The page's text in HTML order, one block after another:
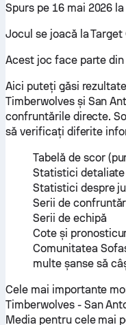
Spurs pe 16 mai 2026 la
Jocul se joacă la Target
Acest joc face parte din
Aici puteți găsi
Timberwolves și San
confruntările directe.
să verificați diferite
Tabelă de scor
Statistici
Statistici despre
Serii de
Serii de echipă
Cote și
Comunitatea
multe șanse să
Cele mai importante
Timberwolves - San
Media pentru cele mai